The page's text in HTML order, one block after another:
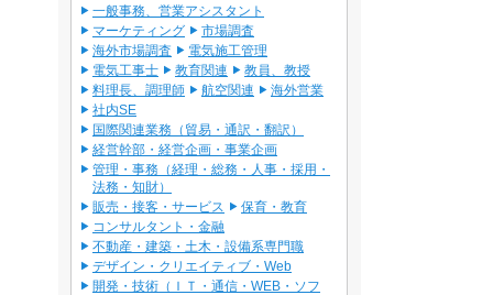
一般事務、営業アシスタント
マーケティング
市場調査
海外市場調査
電気施工管理
電気工事士
教育関連
教員、教授
料理長、調理師
航空関連
海外営業
社内SE
国際関連業務（貿易・通訳・翻訳）
経営幹部・経営企画・事業企画
管理・事務（経理・総務・人事・採用・
法務・知財）
販売・接客・サービス
保育・教育
コンサルタント・金融
不動産・建築・土木・設備系専門職
デザイン・クリエイティブ・Web
開発・技術（ＩＴ・通信・WEB・ソフ